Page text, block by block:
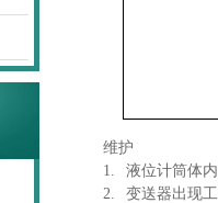
维护
1.
液位计筒体
2.
变送器出现